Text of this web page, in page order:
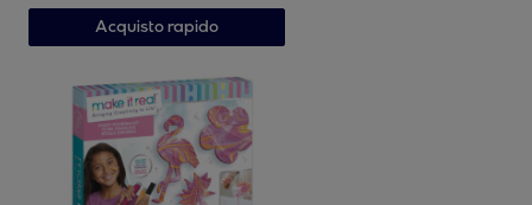
Acquisto rapido